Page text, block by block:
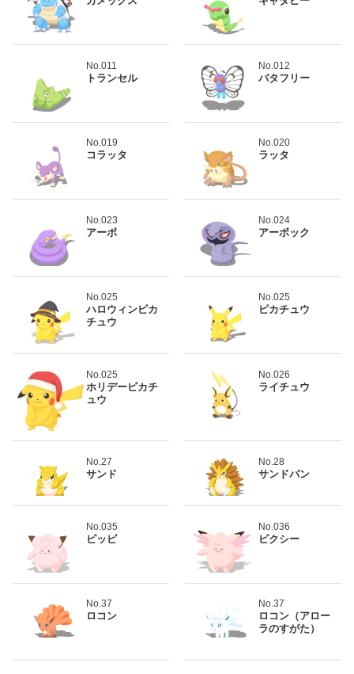
No.011
トランセル
No.012
バタフリー
No.019
コラッタ
No.020
ラッタ
No.023
アーボ
No.024
アーボック
No.025
ハロウィンピカ
チュウ
No.025
ピカチュウ
No.025
ホリデーピカチ
ュウ
No.026
ライチュウ
No.27
サンド
No.28
サンドパン
No.035
ピッピ
No.036
ピクシー
No.37
ロコン
No.37
ロコン（アロー
ラのすがた）